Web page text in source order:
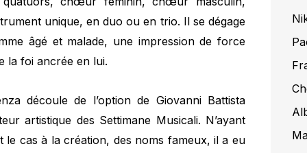
unique, en duo ou en trio. Il se dégage
âgé et malade, une impression de force
la foi ancrée en lui.
découle de l’option de Giovanni Battista
artistique des Settimane Musicali. N’ayant
le cas à la création, des noms fameux, il a eu